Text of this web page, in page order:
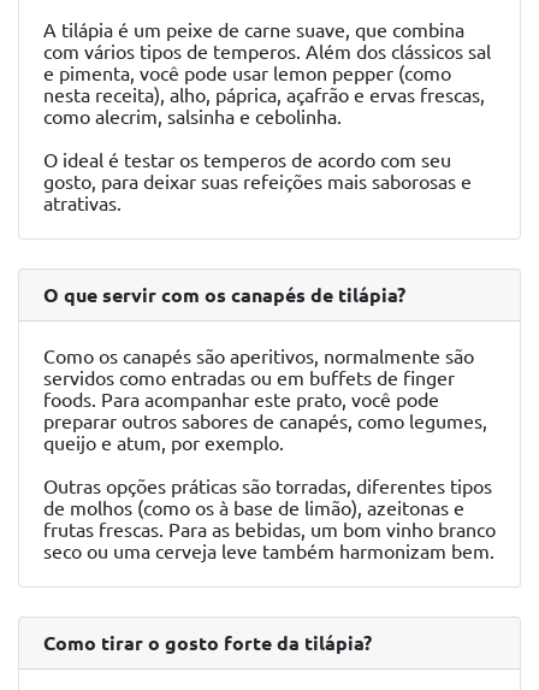
A tilápia é um peixe de carne suave, que combina
com vários tipos de temperos. Além dos clássicos sal
e pimenta, você pode usar lemon pepper (como
nesta receita), alho, páprica, açafrão e ervas frescas,
como alecrim, salsinha e cebolinha.
O ideal é testar os temperos de acordo com seu
gosto, para deixar suas refeições mais saborosas e
atrativas.
O que servir com os canapés de tilápia?
Como os canapés são aperitivos, normalmente são
servidos como entradas ou em buffets de finger
foods. Para acompanhar este prato, você pode
preparar outros sabores de canapés, como legumes,
queijo e atum, por exemplo.
Outras opções práticas são torradas, diferentes tipos
de molhos (como os à base de limão), azeitonas e
frutas frescas. Para as bebidas, um bom vinho branco
seco ou uma cerveja leve também harmonizam bem.
Como tirar o gosto forte da tilápia?